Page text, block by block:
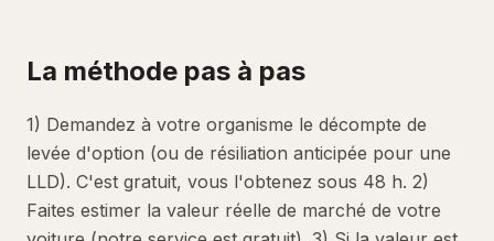
La méthode pas à pas
1) Demandez à votre organisme le décompte de
levée d'option (ou de résiliation anticipée pour une
LLD). C'est gratuit, vous l'obtenez sous 48 h. 2)
Faites estimer la valeur réelle de marché de votre